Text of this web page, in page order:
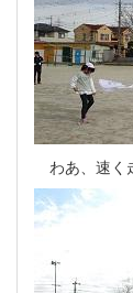
わあ、速く